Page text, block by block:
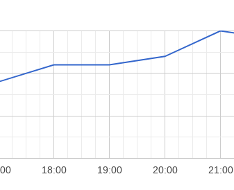
18:00 19:00 20:00 21:00